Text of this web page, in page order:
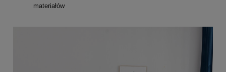
materiałów